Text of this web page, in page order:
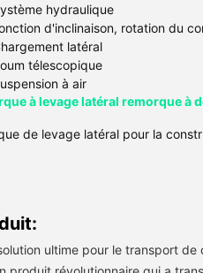
hydraulique
d'inclinaison, rotation du
latéral
télescopique
à air
à levage latéral remorque
de levage latéral pour la
ultime pour le transport de